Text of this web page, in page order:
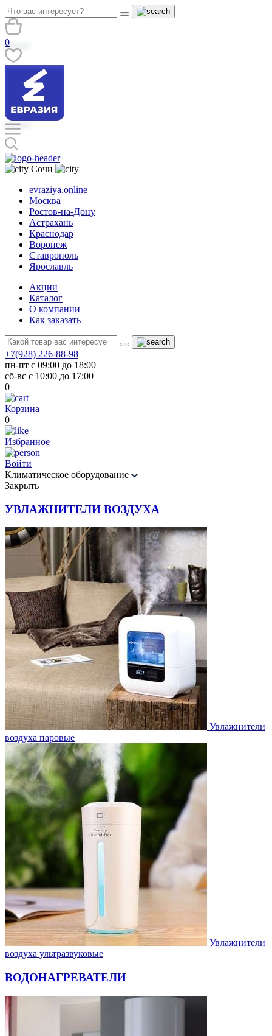
0
Сочи
evraziya.online
Москва
Ростов-на-Дону
Астрахань
Краснодар
Воронеж
Ставрополь
Ярославль
Акции
Каталог
О компании
Как заказать
+7(928) 226-88-98
пн-пт с 09:00 до 18:00
сб-вс с 10:00 до 17:00
0
Корзина
0
Избранное
Войти
Климатическое оборудование
Закрыть
УВЛАЖНИТЕЛИ ВОЗДУХА
Увлажнители
воздуха паровые
Увлажнители
воздуха ультразвуковые
ВОДОНАГРЕВАТЕЛИ